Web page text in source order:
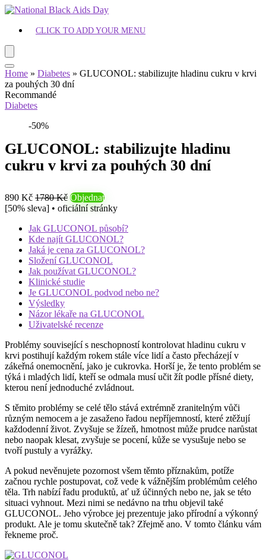
CLICK TO ADD YOUR MENU
Home » Diabetes » GLUCONOL: stabilizujte hladinu cukru v krvi
za pouhých 30 dní
Recommandé
Diabetes
-50%
GLUCONOL: stabilizujte hladinu
cukru v krvi za pouhých 30 dní
890 Kč 1780 Kč Objednat
[50% sleva] • oficiální stránky
Jak GLUCONOL působí?
Kde najít GLUCONOL?
Jaká je cena za GLUCONOL?
Složení GLUCONOL
Jak používat GLUCONOL?
Klinické studie
Je GLUCONOL podvod nebo ne?
Výsledky
Názor lékaře na GLUCONOL
Uživatelské recenze
Problémy související s neschopností kontrolovat hladinu cukru v
krvi postihují každým rokem stále více lidí a často přecházejí v
zákeřná onemocnění, jako je cukrovka. Horší je, že tento problém se
týká i mladých lidí, kteří se odmala musí učit žít podle přísné diety,
kterou není jednoduché zvládnout.
S těmito problémy se celé tělo stává extrémně zranitelným vůči
různým nemocem a je zasaženo řadou nepříjemností, které ztěžují
každodenní život. Zvyšuje se žízeň, hmotnost může prudce narůstat
nebo naopak klesat, zvyšuje se pocení, kůže se vysušuje nebo se
tvoří pustuly a vyrážky.
A pokud nevěnujete pozornost všem těmto příznakům, potíže
začnou rychle postupovat, což vede k vážnějším problémům celého
těla. Trh nabízí řadu produktů, ať už účinných nebo ne, jak se této
situaci vyhnout. Mezi nimi se nedávno na trhu objevil také
GLUCONOL. Jeho výrobce jej prezentuje jako přírodní a výkonný
produkt. Ale je tomu skutečně tak? Zřejmě ano. V tomto článku vám
řekneme proč.